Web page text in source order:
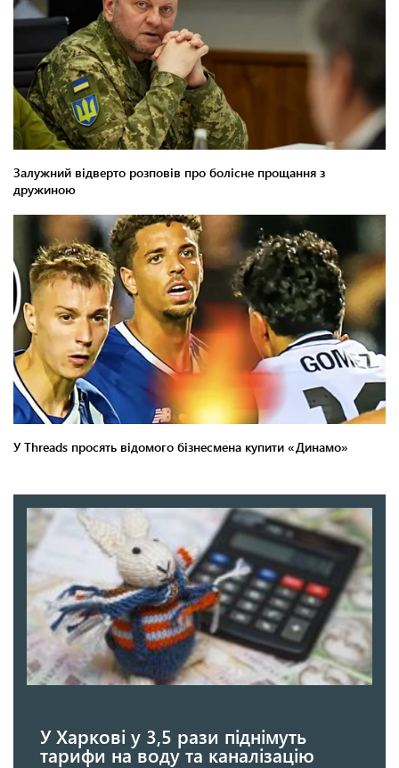
У Харкові у 3,5 рази піднімуть
тарифи на воду та каналізацію